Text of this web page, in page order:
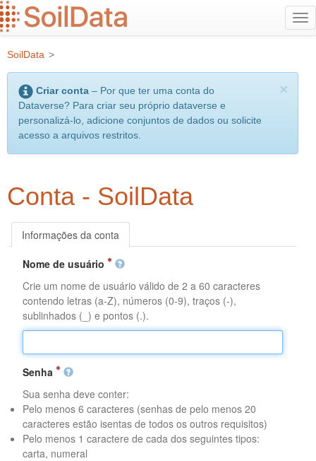
Ir
para
conteúdo
principal
SoilData >
×
Criar conta – Por que ter uma conta do
Dataverse? Para criar seu próprio dataverse e
personalizá-lo, adicione conjuntos de dados ou solicite
acesso a arquivos restritos.
Conta - SoilData
Informações da conta
Nome de usuário
Crie um nome de usuário válido de 2 a 60 caracteres
contendo letras (a-Z), números (0-9), traços (-),
sublinhados (_) e pontos (.).
Senha
Sua senha deve conter:
Pelo menos 6 caracteres (senhas de pelo menos 20
caracteres estão isentas de todos os outros requisitos)
Pelo menos 1 caractere de cada dos seguintes tipos:
carta, numeral